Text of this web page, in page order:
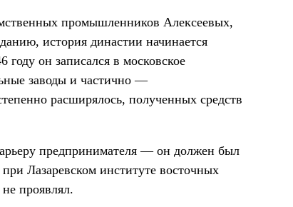
промышленников Алексеевых,
история династии начинается
году он записался в московское
заводы и частично —
расширялось, полученных средств
предпринимателя — он должен был
Лазаревском институте восточных
проявлял.